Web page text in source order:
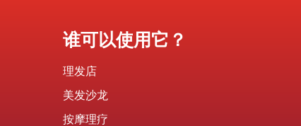
谁可以使用它？
理发店
美发沙龙
按摩理疗